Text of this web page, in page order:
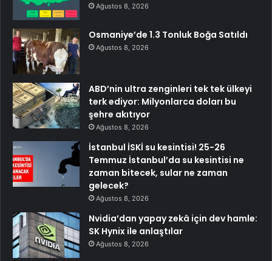
Ağustos 8, 2026
Osmaniye’de 1.3 Tonluk Boğa Satıldı
Ağustos 8, 2026
ABD’nin ultra zenginleri tek tek ülkeyi
terk ediyor: Milyonlarca doları bu
şehre akıtıyor
Ağustos 8, 2026
İstanbul İSKİ su kesintisi! 25-26
Temmuz İstanbul’da su kesintisi ne
zaman bitecek, sular ne zaman
gelecek?
Ağustos 8, 2026
Nvidia’dan yapay zekâ için dev hamle:
SK Hynix ile anlaştılar
Ağustos 8, 2026